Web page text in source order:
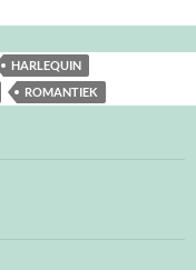
HARLEQUIN
ROMANTIEK